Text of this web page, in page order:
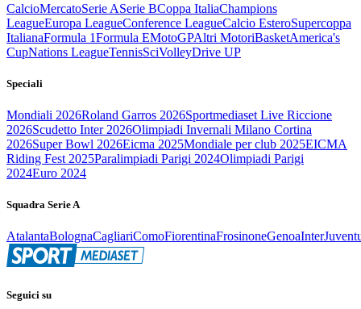
CalcioMercatoSerie ASerie BCoppa ItaliaChampions
LeagueEuropa LeagueConference LeagueCalcio EsteroSupercoppa
ItalianaFormula 1Formula EMotoGPAltri MotoriBasketAmerica's
CupNations LeagueTennisSciVolleyDrive UP
Speciali
Mondiali 2026Roland Garros 2026Sportmediaset Live Riccione
2026Scudetto Inter 2026Olimpiadi Invernali Milano Cortina
2026Super Bowl 2026Eicma 2025Mondiale per club 2025EICMA
Riding Fest 2025Paralimpiadi Parigi 2024Olimpiadi Parigi
2024Euro 2024
Squadra Serie A
AtalantaBolognaCagliariComoFiorentinaFrosinoneGenoaInter
Seguici su